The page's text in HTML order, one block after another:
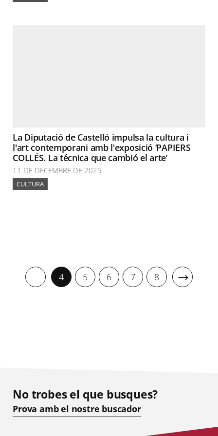
La Diputació de Castelló impulsa la cultura i
l'art contemporani amb l'exposició ‘PAPIERS
COLLÉS. La técnica que cambió el arte’
11 DE DECEMBRE DE 2025
CULTURA
4 5 6 7 8
No trobes el que busques?
Prova amb el nostre buscador